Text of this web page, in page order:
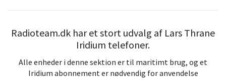
Radioteam.dk har et stort udvalg af Lars Thrane
Iridium telefoner.
Alle enheder i denne sektion er til maritimt brug, og et
Iridium abonnement er nødvendig for anvendelse